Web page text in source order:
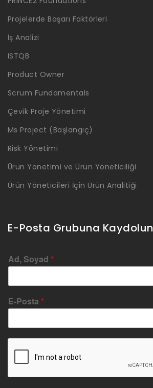
Projelerde Başarı Faktörleri
İş Analizi
ISTQB
Product Owner
Scrum Fundamentals
Çevik Proje Yönetimi
Ms Project (Başlangıç)
Risk Yönetimi
Ürün Yönetimi ve Ürün Yöneticiliği
Ürün Yöneticileri İçin Ürün Analitiği
E-Posta Grubuna Kaydolun
Ad, Soyad *
E-Posta *